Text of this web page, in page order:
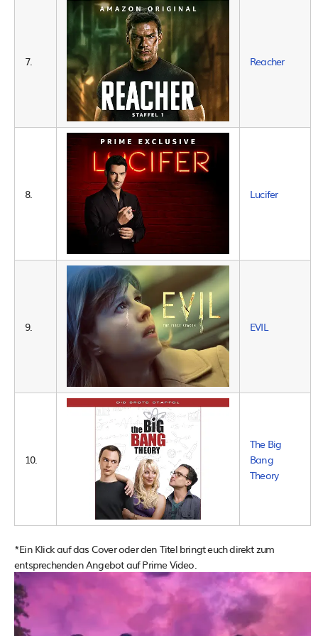
7. Reacher
8. Lucifer
9. EVIL
10.
The Big
Bang
Theory
*Ein Klick auf das Cover oder den Titel bringt euch direkt zum
entsprechenden Angebot auf Prime Video.